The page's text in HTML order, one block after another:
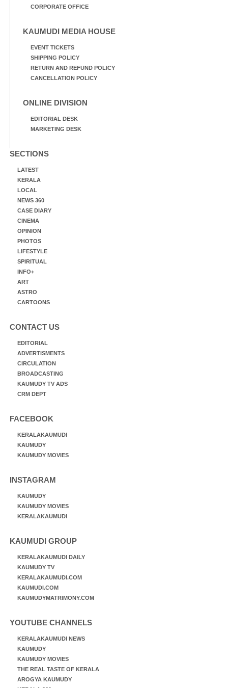
CORPORATE OFFICE
KAUMUDI MEDIA HOUSE
EVENT TICKETS
SHIPPING POLICY
RETURN AND REFUND POLICY
CANCELLATION POLICY
ONLINE DIVISION
EDITORIAL DESK
MARKETING DESK
SECTIONS
LATEST
KERALA
LOCAL
NEWS 360
CASE DIARY
CINEMA
OPINION
PHOTOS
LIFESTYLE
SPIRITUAL
INFO+
ART
ASTRO
CARTOONS
CONTACT US
EDITORIAL
ADVERTISMENTS
CIRCULATION
BROADCASTING
KAUMUDY TV ADS
CRM DEPT
FACEBOOK
KERALAKAUMUDI
KAUMUDY
KAUMUDY MOVIES
INSTAGRAM
KAUMUDY
KAUMUDY MOVIES
KERALAKAUMUDI
KAUMUDI GROUP
KERALAKAUMUDI DAILY
KAUMUDY TV
KERALAKAUMUDI.COM
KAUMUDI.COM
KAUMUDYMATRIMONY.COM
YOUTUBE CHANNELS
KERALAKAUMUDI NEWS
KAUMUDY
KAUMUDY MOVIES
THE REAL TASTE OF KERALA
AROGYA KAUMUDY